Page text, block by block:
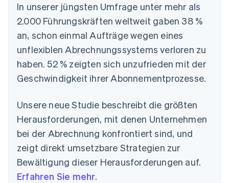
In unserer jüngsten Umfrage unter mehr als
2.000 Führungskräften weltweit gaben 38 %
an, schon einmal Aufträge wegen eines
unflexiblen Abrechnungssystems verloren zu
haben. 52 % zeigten sich unzufrieden mit der
Geschwindigkeit ihrer Abonnementprozesse.
Unsere neue Studie beschreibt die größten
Herausforderungen, mit denen Unternehmen
bei der Abrechnung konfrontiert sind, und
zeigt direkt umsetzbare Strategien zur
Bewältigung dieser Herausforderungen auf.
Erfahren Sie mehr.